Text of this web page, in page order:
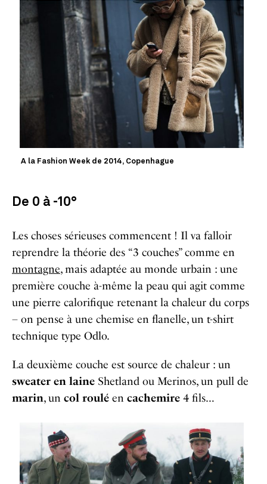
A la Fashion Week de 2014, Copenhague
De 0 à -10°
Les choses sérieuses commencent ! Il va falloir
reprendre la théorie des “3 couches” comme en
montagne, mais adaptée au monde urbain : une
première couche à-même la peau qui agit comme
une pierre calorifique retenant la chaleur du corps
– on pense à une chemise en flanelle, un t-shirt
technique type Odlo.
La deuxième couche est source de chaleur : un
sweater en laine Shetland ou Merinos, un pull de
marin, un col roulé en cachemire 4 fils…